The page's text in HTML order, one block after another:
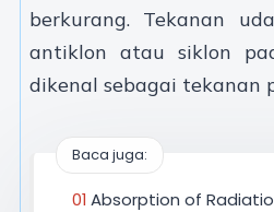
berkurang. Tekanan
antiklon atau siklon
dikenal sebagai tekanan
Baca juga:
Absorption of